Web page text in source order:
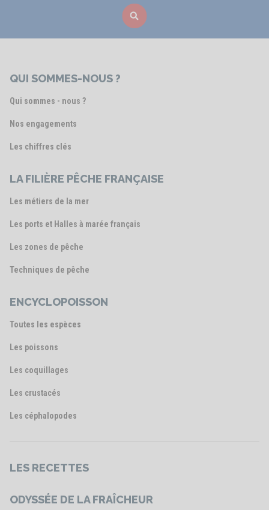
QUI SOMMES-NOUS ?
Qui sommes - nous ?
Nos engagements
Les chiffres clés
LA FILIÈRE PÊCHE FRANÇAISE
Les métiers de la mer
Les ports et Halles à marée français
Les zones de pêche
Techniques de pêche
ENCYCLOPOISSON
Toutes les espèces
Les poissons
Les coquillages
Les crustacés
Les céphalopodes
LES RECETTES
ODYSSÉE DE LA FRAÎCHEUR